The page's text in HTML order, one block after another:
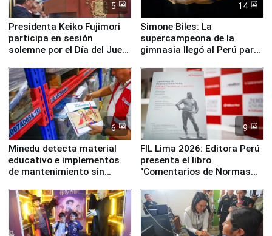
5
Presidenta Keiko Fujimori
participa en sesión
solemne por el Día del Juez
14
Simone Biles: La
supercampeona de la
gimnasia llegó al Perú para
Panamericanos Lima 2027
6
Minedu detecta material
educativo e implementos
de mantenimiento sin
la UGEL 2
9
FIL Lima 2026: Editora Perú
presenta el libro
"Comentarios de Normas
Derecho Colectivo"